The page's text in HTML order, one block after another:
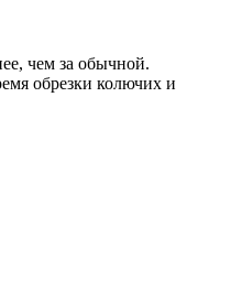
чем за обычной.
обрезки колючих и